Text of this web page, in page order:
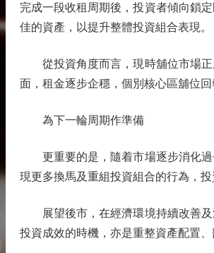
完成一段收租周期後，投資者傾向鎖
佳的資產，以提升整體投資組合表現。
從投資角度而言，現時舖位市場正
面，租金逐步企穩，個別核心區舖位
為下一輪周期作準備
更重要的是，隨着市場逐步消化過
現更多換馬及重組投資組合的行為，
展望後市，在經濟環境持續改善及
投資成效的時機，亦是重整資產配置